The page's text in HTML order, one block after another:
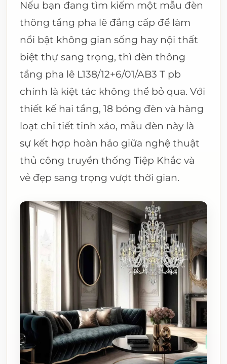
Nếu bạn đang tìm kiếm một mẫu đèn
thông tầng pha lê đẳng cấp để làm
nổi bật không gian sống hay nội thất
biệt thự sang trọng, thì đèn thông
tầng pha lê L138/12+6/01/AB3 T pb
chính là kiệt tác không thể bỏ qua. Với
thiết kế hai tầng, 18 bóng đèn và hàng
loạt chi tiết tinh xảo, mẫu đèn này là
sự kết hợp hoàn hảo giữa nghệ thuật
thủ công truyền thống Tiệp Khắc và
vẻ đẹp sang trọng vượt thời gian.